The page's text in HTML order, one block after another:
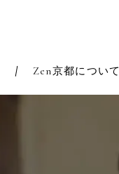
Zen京都について